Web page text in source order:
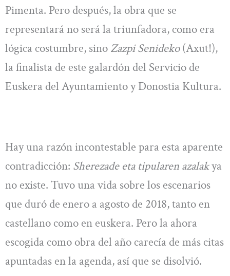
Pimenta. Pero después, la obra que se
representará no será la triunfadora, como era
lógica costumbre, sino Zazpi Senideko(Axut!),
la finalista de este galardón del Servicio de
Euskera del Ayuntamiento y Donostia Kultura.
Hay una razón incontestable para esta aparente
contradicción: Sherezade eta tipularen azalakya
no existe. Tuvo una vida sobre los escenarios
que duró de enero a agosto de 2018, tanto en
castellano como en euskera. Pero la ahora
escogida como obra del año carecía de más citas
apuntadas en la agenda, así que se disolvió.